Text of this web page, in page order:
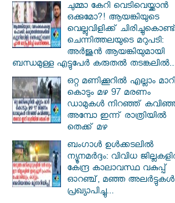
ചുമ്മാ കേറി വെടിവെയ്ക്കാൻ
ഒക്കുമോ?! ആയങ്കിയുടെ
വെല്ലുവിളിക്ക് ചിരിച്ചുകൊണ്ട്
ചെന്നിത്തലയുടെ മറുപടി:
അർജുൻ ആയങ്കിയുമായി
ബന്ധമുള്ള എട്ടുപേർ കരുതൽ
ഒറ്റ മണിക്കൂറിൽ എല്ലാം മാറി
കൊടും മഴ 97 മരണം
ഡാമുകൾ നിറഞ്ഞ്
അമ്പോ ഇന്ന് രാത്രിയിൽ
തെക്ക് മഴ
ബംഗാൾ ഉൾക്കടലിൽ
ന്യൂനമർദ്ദം: വിവിധ
കേന്ദ്ര കാലാവസ്ഥ വകുപ്പ്
ഓറഞ്ച്, മഞ്ഞ അലർട്ടുകൾ
പ്രഖ്യാപിച്ചു...